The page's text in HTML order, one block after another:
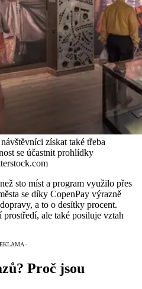
získat také třeba
se účastnit prohlídky
sto míst a program využilo přes
se díky CopenPay výrazně
a to o desítky procent.
ale také posiluje vztah
Proč jsou